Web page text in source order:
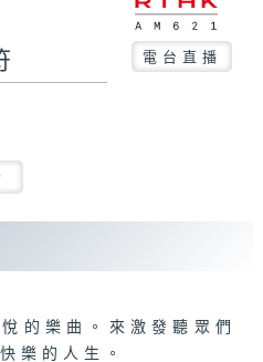
電台直播
的樂曲。來激發聽眾們
樂的人生。